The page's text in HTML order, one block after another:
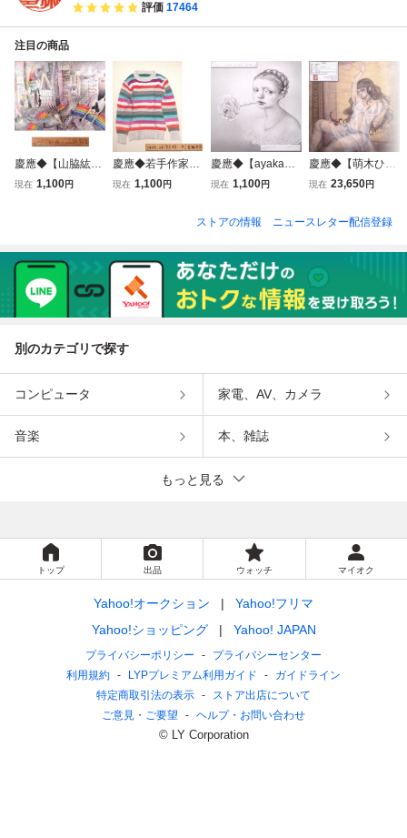
評価 17464
注目の商品
慶應◆【山脇紘
資】真筆 紙に鉛筆
現在 1,100円
慶應◆若手作家
【T.ENDO】真筆
現在 1,100円
慶應◆【ayaka】
真筆 ドローイング
イン 額装 19
現在 1,100円
慶應◆【萌木ひろ
み】真筆 F10号パ
ト『妖虫』個展出
現在 23,650円
ストアの情報 ニュースレター配信登録
別のカテゴリで探す
コンピュータ 家電、AV、カメラ
音楽 本、雑誌
もっと見る
トップ 出品 ウォッチ マイオク
Yahoo!オークション
Yahoo!フリマ
Yahoo!ショッピング
Yahoo! JAPAN
プライバシーポリシー
プライバシーセンター
利用規約
LYPプレミアム利用ガイド
ガイドライン
特定商取引法の表示
ストア出店について
ご意見・ご要望
ヘルプ・お問い合わせ
© LY Corporation